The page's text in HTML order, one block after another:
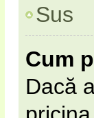
Sus
Cum
Dacă